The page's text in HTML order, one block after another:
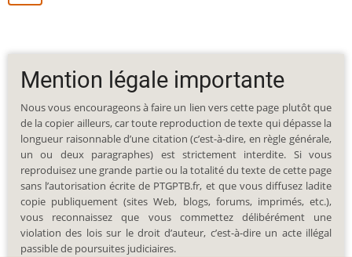
Mention légale importante
Nous vous encourageons à faire un lien vers cette page plutôt que
de la copier ailleurs, car toute reproduction de texte qui dépasse la
longueur raisonnable d’une citation (c’est-à-dire, en règle générale,
un ou deux paragraphes) est strictement interdite. Si vous
reproduisez une grande partie ou la totalité du texte de cette page
sans l’autorisation écrite de PTGPTB.fr, et que vous diffusez ladite
copie publiquement (sites Web, blogs, forums, imprimés, etc.),
vous reconnaissez que vous commettez délibérément une
violation des lois sur le droit d’auteur, c’est-à-dire un acte illégal
passible de poursuites judiciaires.